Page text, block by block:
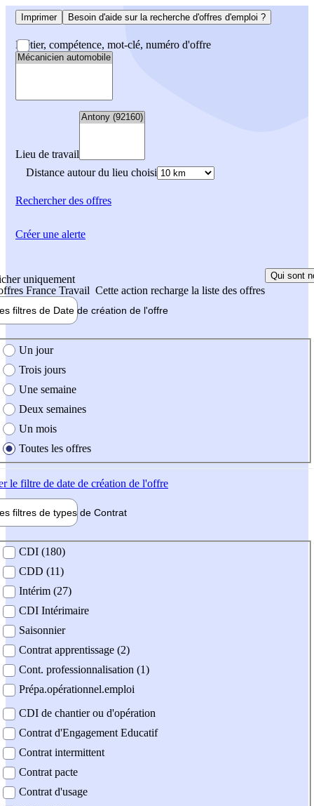
Imprimer Besoin d'aide sur la recherche d'offres d'emploi ?
Métier, compétence, mot-clé, numéro d'offre
Lieu de travail
Distance autour du lieu choisi
Rechercherdes offres
uniquement
France Travail Cette action recharge la liste des offres
Qui sont
filtres de Date de création de l'offre
création de l'offre
Un jour
Trois jours
Une semaine
Deux semaines
Un mois
Toutes les offres
le filtre de date de création de l'offre
filtres de types de Contrat
contrat
CDI (180)
CDD (11)
Intérim (27)
CDI Intérimaire
Saisonnier
Contrat apprentissage (2)
Cont. professionnalisation (1)
Prépa.opérationnel.emploi
CDI de chantier ou d'opération
Contrat d'Engagement Educatif
Contrat intermittent
Contrat pacte
Contrat d'usage
Créer une alerte